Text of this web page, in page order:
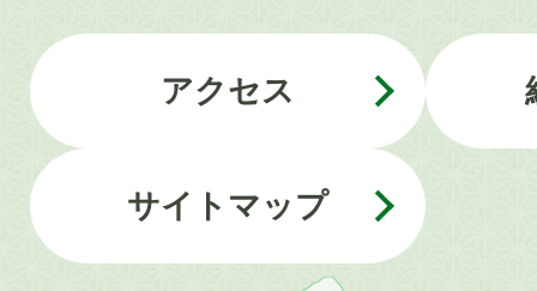
アクセス
サイトマップ